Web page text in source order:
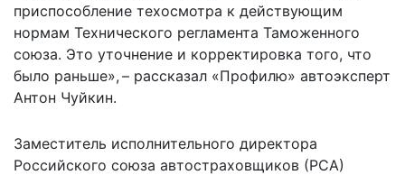
приспособление техосмотра к действующим
нормам Технического регламента Таможенного
союза. Это уточнение и корректировка того, что
было раньше», – рассказал «Профилю» автоэксперт
Антон Чуйкин.
Заместитель исполнительного директора
Российского союза автостраховщиков (РСА)